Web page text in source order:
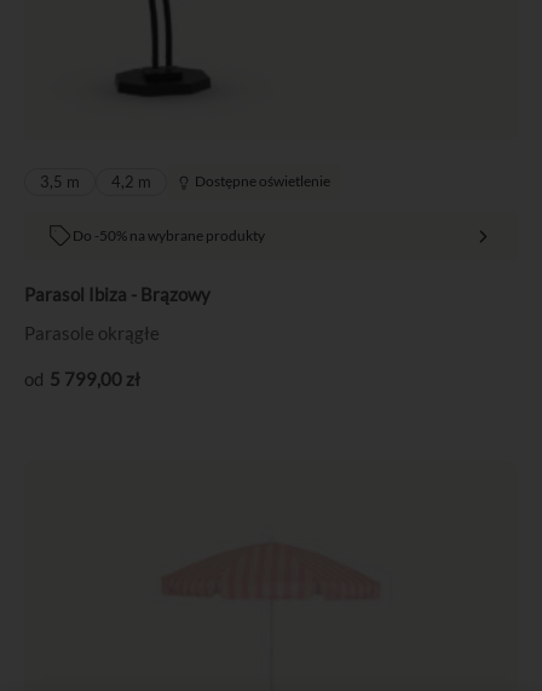
3,5 m 4,2 m Dostępne oświetlenie
Do -50% na wybrane produkty
Parasol Ibiza - Brązowy
Parasole okrągłe
5 799,00 zł